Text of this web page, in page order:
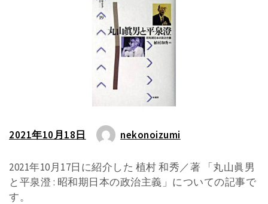
2021年10月18日 nekonoizumi
2021年10月17日に紹介した 植村 和秀／著 「丸山眞男
と平泉澄 : 昭和期日本の政治主義」についての記事で
す。